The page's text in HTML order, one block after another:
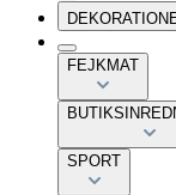
FEJKMAT
SPORT